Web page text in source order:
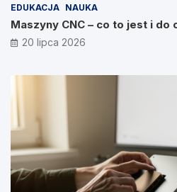
EDUKACJA NAUKA
Maszyny CNC – co to jest i do
20 lipca 2026